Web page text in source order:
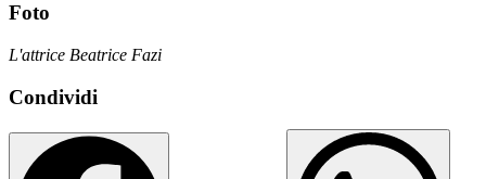
Foto
L'attrice Beatrice Fazi
Condividi